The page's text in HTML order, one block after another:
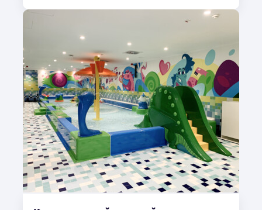
позитивний вплив на психіку, зменшує стрес, розслабляє
Місцезнаходження
Всередині
Глибина
1,00m
Гідромасаж
Ні
Температура
34oC